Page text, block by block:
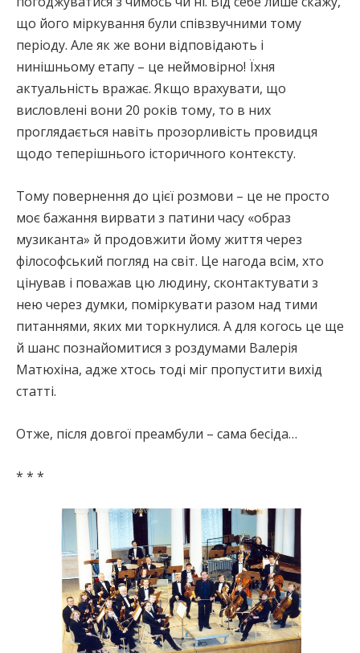
що його міркування були співзвучними тому
періоду. Але як же вони відповідають і
нинішньому етапу – це неймовірно! Їхня
актуальність вражає. Якщо врахувати, що
висловлені вони 20 років тому, то в них
проглядається навіть прозорливість провидця
щодо теперішнього історичного контексту.
Тому повернення до цієї розмови – це не просто
моє бажання вирвати з патини часу «образ
музиканта» й продовжити йому життя через
філософський погляд на світ. Це нагода всім, хто
цінував і поважав цю людину, сконтактувати з
нею через думки, поміркувати разом над тими
питаннями, яких ми торкнулися. А для когось це ще
й шанс познайомитися з роздумами Валерія
Матюхіна, адже хтось тоді міг пропустити вихід
статті.
Отже, після довгої преамбули – сама бесіда…
* * *